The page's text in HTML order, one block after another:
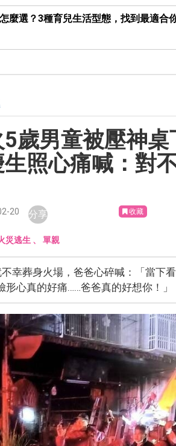
麼選？3種育兒生活型態，找到最適合
歲男童被壓神
照心痛喊：對
20 分享 收藏
災逃生 、單親
幸葬身火場，爸爸心碎喊：「當下
心真的好痛……爸爸真的好想你！」